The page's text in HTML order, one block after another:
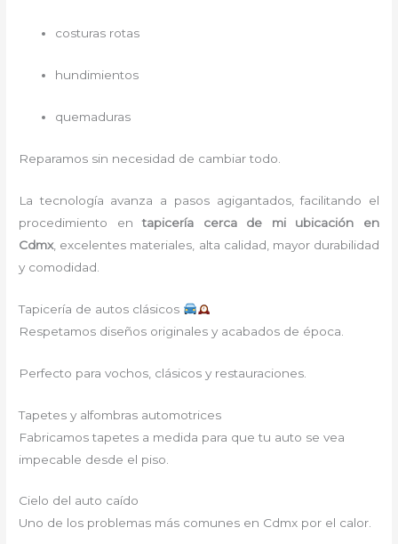
costuras rotas
hundimientos
quemaduras
Reparamos sin necesidad de cambiar todo.
La tecnología avanza a pasos agigantados, facilitando el
procedimiento entapicería cerca de miubicación en
Cdmx, excelentes materiales, alta calidad, mayor durabilidad
y comodidad.
Tapicería de autos clásicos
Respetamos diseños originales y acabados de época.
Perfecto para vochos, clásicos y restauraciones.
Tapetes y alfombras automotrices
Fabricamos tapetes a medida para que tu auto se vea
impecable desde el piso.
Cielo del auto caído
Uno de los problemas más comunes en Cdmx por el calor.